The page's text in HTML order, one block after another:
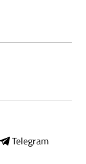
Telegram